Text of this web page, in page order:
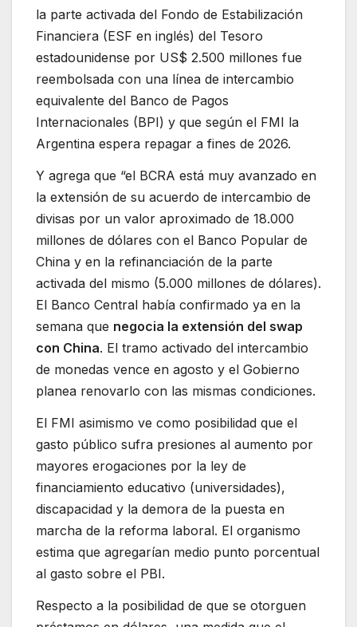
la parte activada del Fondo de Estabilización
Financiera (ESF en inglés) del Tesoro
estadounidense por US$ 2.500 millones fue
reembolsada con una línea de intercambio
equivalente del Banco de Pagos
Internacionales (BPI) y que según el FMI la
Argentina espera repagar a fines de 2026.
Y agrega que “el BCRA está muy avanzado en
la extensión de su acuerdo de intercambio de
divisas por un valor aproximado de 18.000
millones de dólares con el Banco Popular de
China y en la refinanciación de la parte
activada del mismo (5.000 millones de dólares).
El Banco Central había confirmado ya en la
semana que negocia la extensión del swap
con China. El tramo activado del intercambio
de monedas vence en agosto y el Gobierno
planea renovarlo con las mismas condiciones.
El FMI asimismo ve como posibilidad que el
gasto público sufra presiones al aumento por
mayores erogaciones por la ley de
financiamiento educativo (universidades),
discapacidad y la demora de la puesta en
marcha de la reforma laboral. El organismo
estima que agregarían medio punto porcentual
al gasto sobre el PBI.
Respecto a la posibilidad de que se otorguen